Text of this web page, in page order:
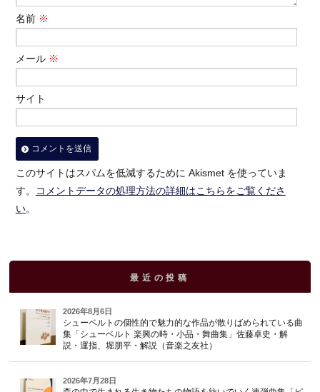
名前 ※
メール ※
サイト
このサイトはスパムを低減するために Akismet を使っていま
す。
コメントデータの処理方法の詳細はこちらをご覧くださ
い。
最近の投稿
2026年8月6日
シューベルトの個性的で魅力的な作品が散りばめられている曲
集「シューベルト 楽興の時・小品・舞曲集」佐藤卓史・解
説・運指、堀朋平・解説（音楽之友社）
2026年7月28日